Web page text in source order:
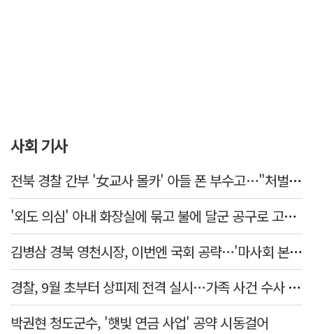
사회 기사
전북 경찰 간부 '女교사 몰카' 아들 폰 부수고…"처벌 못하는 사안" 내부망에 글
'외도 의심' 아내 화장실에 묶고 불에 달군 공구로 고문…남편 검거
김병삼 경북 영천시장, 이번엔 국회 공략…'마사회 본사 이전·광역교통망 확충' 요청
경찰, 9월 초부터 상피제 전격 실시…가족 사건 수사 못해
박권현 청도군수, '햇빛 연금 사업' 공약 시동걸어